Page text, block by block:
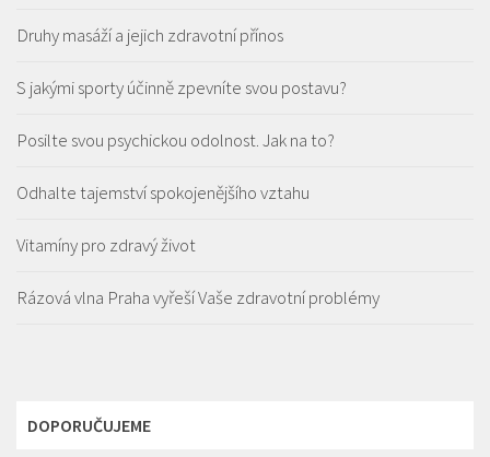
Druhy masáží a jejich zdravotní přínos
S jakými sporty účinně zpevníte svou postavu?
Posilte svou psychickou odolnost. Jak na to?
Odhalte tajemství spokojenějšího vztahu
Vitamíny pro zdravý život
Rázová vlna Praha vyřeší Vaše zdravotní problémy
DOPORUČUJEME